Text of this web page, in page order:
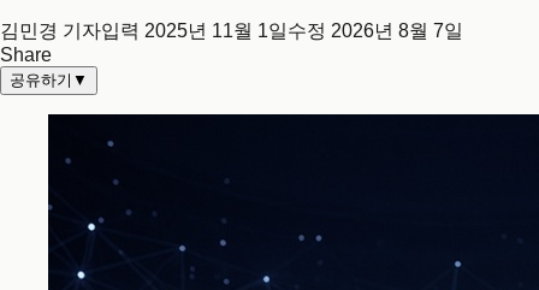
김민경 기자입력 2025년 11월 1일수정 2026년 8월 7일
Share
공유하기 ▼